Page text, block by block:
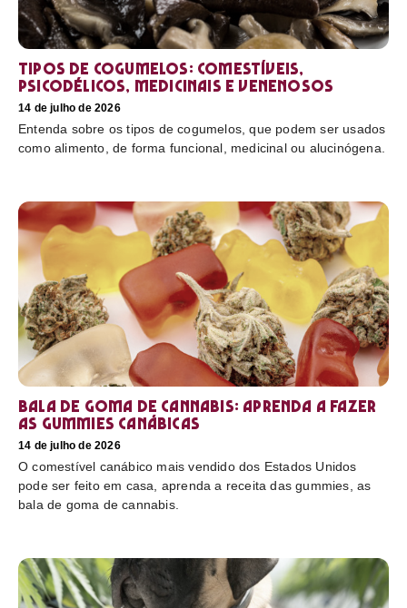
Tipos de cogumelos: comestíveis,
psicodélicos, medicinais e venenosos
14 de julho de 2026
Entenda sobre os tipos de cogumelos, que podem ser usados
como alimento, de forma funcional, medicinal ou alucinógena.
Bala de goma de cannabis: aprenda a fazer
as gummies canábicas
14 de julho de 2026
O comestível canábico mais vendido dos Estados Unidos
pode ser feito em casa, aprenda a receita das gummies, as
bala de goma de cannabis.